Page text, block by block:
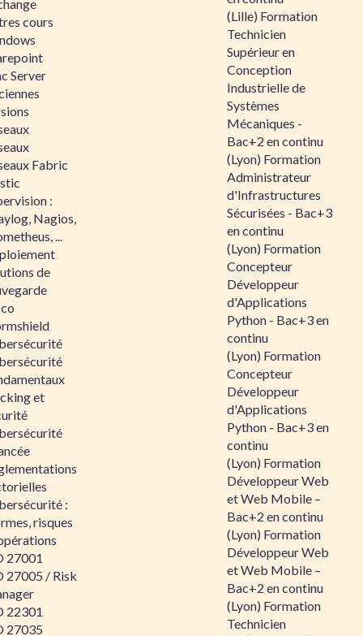
cours
Server
Fabric
:
Nagios,
...
de
et
:
risques
27001
27005 / Risk
22301
27035
(Lille) Formation
Technicien
Supérieur en
Conception
Industrielle de
Systèmes
Mécaniques -
Bac+2 en continu
(Lyon) Formation
Administrateur
d'Infrastructures
Sécurisées - Bac+3
en continu
(Lyon) Formation
Concepteur
Développeur
d'Applications
Python - Bac+3 en
continu
(Lyon) Formation
Concepteur
Développeur
d'Applications
Python - Bac+3 en
continu
(Lyon) Formation
Développeur Web
et Web Mobile –
Bac+2 en continu
(Lyon) Formation
Développeur Web
et Web Mobile –
Bac+2 en continu
(Lyon) Formation
Technicien